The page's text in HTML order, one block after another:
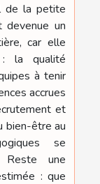
de la petite
devenue un
car elle
la qualité
à tenir
accrues
et
bien-être au
se
Reste une
: que